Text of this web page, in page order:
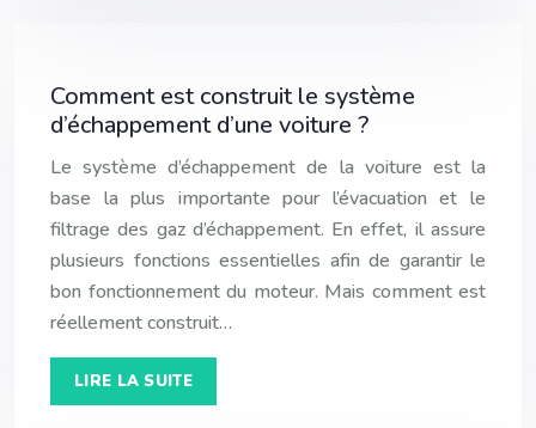
Comment est construit le système
d’échappement d’une voiture ?
Le système d’échappement de la voiture est la
base la plus importante pour l’évacuation et le
filtrage des gaz d’échappement. En effet, il assure
plusieurs fonctions essentielles afin de garantir le
bon fonctionnement du moteur. Mais comment est
réellement construit…
LIRE LA SUITE